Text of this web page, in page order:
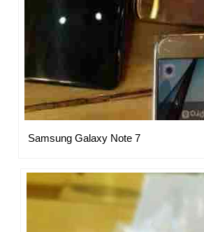
Samsung Galaxy Note 7